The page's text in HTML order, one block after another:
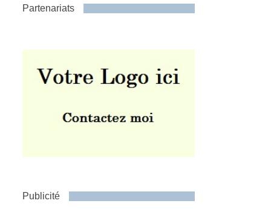
Partenariats
Publicité